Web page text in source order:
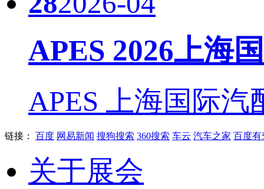
APES 2026上海
APES 上海国际
链接： 百度 网易新闻 搜狗搜索 360搜索 车云 汽车之家 百度有
关于展会